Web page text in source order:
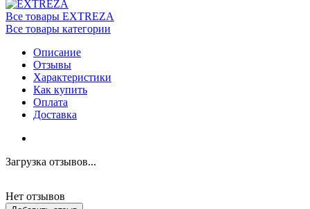
Все товары EXTREZA
Все товары категории
Описание
Отзывы
Характеристики
Как купить
Оплата
Доставка
Загрузка отзывов...
Нет отзывов